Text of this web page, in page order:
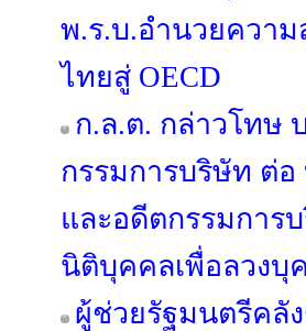
พ.ร.บ.อำนวยควา
ไทยสู่ OECD
ก.ล.ต. กล่าวโทษ
กรรมการบริษัท ต่
และอดีตกรรมการ
นิติบุคคลเพื่อลวงบุ
ผู้ช่วยรัฐมนตรีคลั